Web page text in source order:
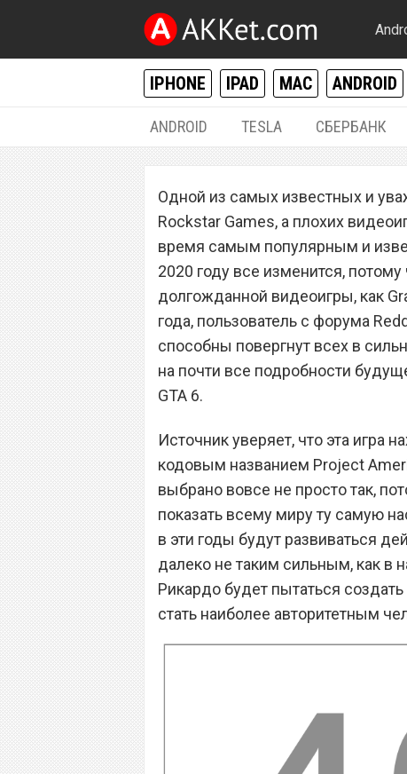
IPHONE IPAD MAC ANDROID
ANDROID TESLA СБЕРБАНК
Grand Theft Auto
сильнейший шок
Одной из самых известных и
Rockstar Games, а плохих
время самым популярным и
2020 году все изменится,
долгожданной видеоигры, как
года, пользователь с форума
способны повергнут всех в
на почти все подробности
GTA 6.
Источник уверяет, что эта игра
кодовым названием Project
выбрано вовсе не просто так,
показать всему миру ту самую
в эти годы будут развиваться
далеко не таким сильным, как в
Рикардо будет пытаться
стать наиболее авторитетным